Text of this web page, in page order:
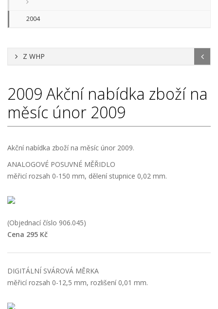
2004
Z WHP
2009 Akční nabídka zboží na
měsíc únor 2009
Akční nabídka zboží na měsíc únor 2009.
ANALOGOVÉ POSUVNÉ MĚŘIDLO
měřicí rozsah 0-150 mm, dělení stupnice 0,02 mm.
(Objednací číslo 906.045)
Cena 295 Kč
DIGITÁLNÍ SVÁROVÁ MĚRKA
měřicí rozsah 0-12,5 mm, rozlišení 0,01 mm.